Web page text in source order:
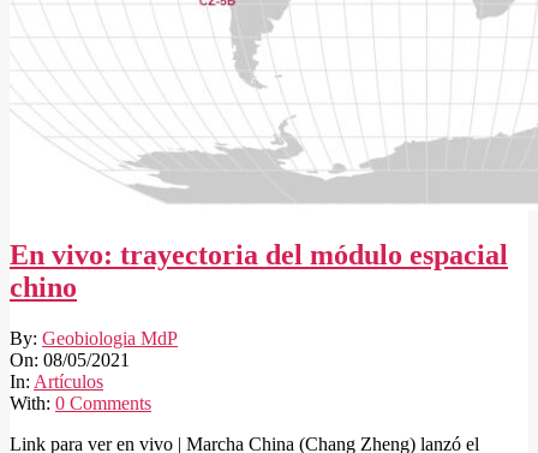
En vivo: trayectoria del módulo espacial
chino
2021-
05-
08
By: Geobiologia MdP
On: 08/05/2021
In: Artículos
With: 0 Comments
Link para ver en vivo | Marcha China (Chang Zheng) lanzó el